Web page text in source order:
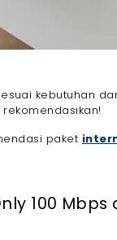
kebutuhan
paket
100